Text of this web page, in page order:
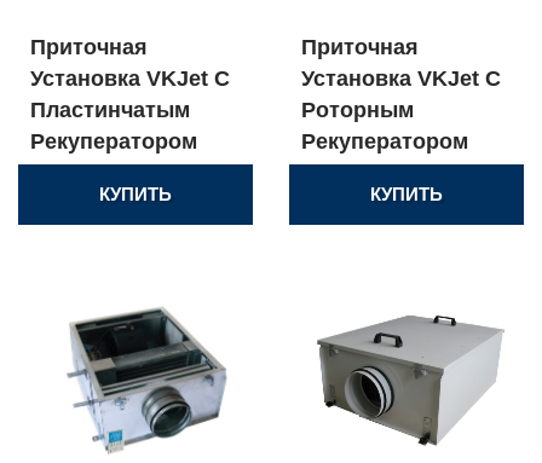
Приточная
Установка VKJet С
Пластинчатым
Рекуператором
КУПИТЬ
Приточная
Установка VKJet С
Роторным
Рекуператором
КУПИТЬ